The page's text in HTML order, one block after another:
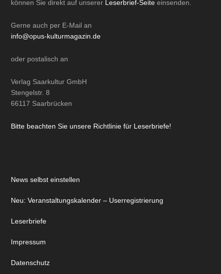
können Sie direkt auf unserer Leserbrief-Seite einsenden.
Gerne auch per E-Mail an
info@opus-kulturmagazin.de
oder postalisch an
Verlag Saarkultur GmbH
Stengelstr. 8
66117 Saarbrücken
Bitte beachten Sie unsere Richtlinie für Leserbriefe!
News selbst einstellen
Neu: Veranstaltungskalender – Userregistrierung
Leserbriefe
Impressum
Datenschutz